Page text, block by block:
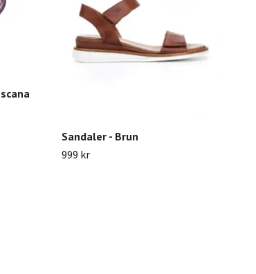
Sandaler - Brun
999 kr